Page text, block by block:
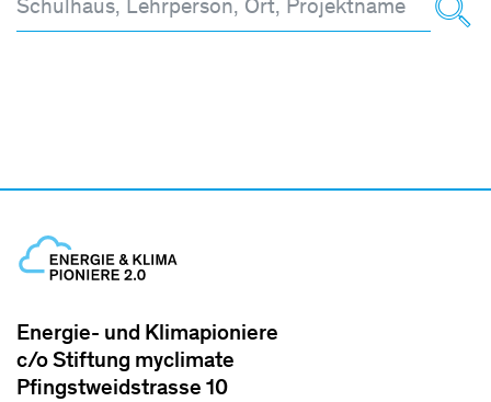
Energie- und Klimapioniere
c/o Stiftung myclimate
Pfingstweidstrasse 10